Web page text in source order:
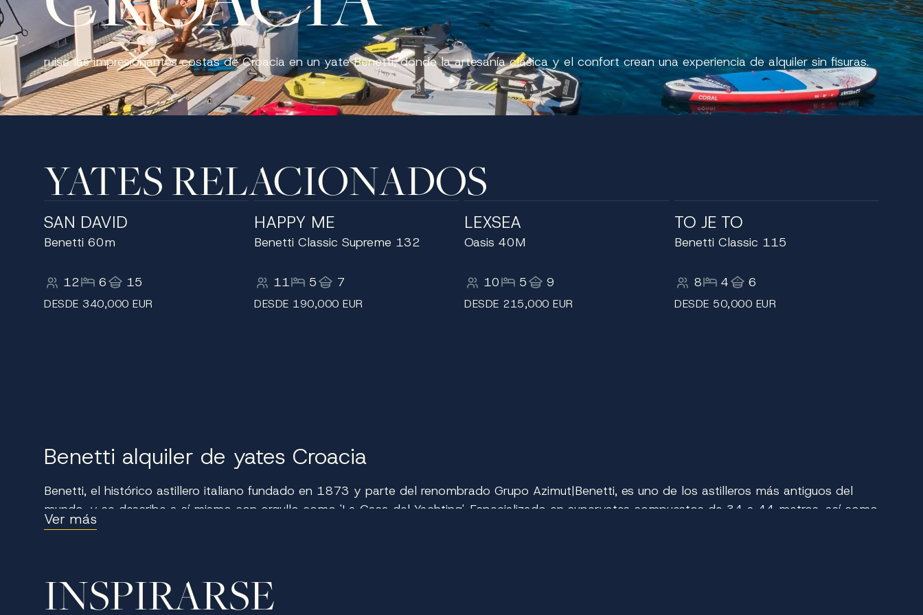
ruise las impresionantes costas de Croacia en un yate Benetti, donde la artesanía clásica y el confort crean una experiencia de alquiler sin fisuras.
YATES RELACIONADOS
SAN DAVID
Benetti 60m
12 6 15
DESDE 340,000 EUR
HAPPY ME
Benetti Classic Supreme 132
11 5 7
DESDE 190,000 EUR
LEXSEA
Oasis 40M
10 5 9
DESDE 215,000 EUR
TO JE TO
Benetti Classic 115
8 4 6
DESDE 50,000 EUR
Benetti alquiler de yates Croacia
Benetti, el histórico astillero italiano fundado en 1873 y parte del renombrado Grupo Azimut|Benetti, es uno de los astilleros más antiguos del
mundo, y se describe a sí mismo con orgullo como 'La Casa del Yachting'. Especializado en superyates compuestos de 34 a 44 metros, así como
megayates de acero de hasta 100 metros, Benetti es sinónimo de artesanía y lujo excepcionales. Alquilar un yate Benetti a lo largo de la
ofrece el escenario perfecto para un viaje extraordinario.
Ver más
INSPIRARSE